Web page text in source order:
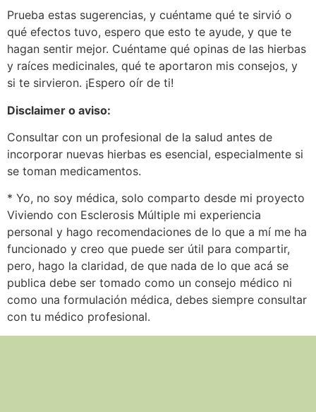
Prueba estas sugerencias, y cuéntame qué te sirvió o
qué efectos tuvo, espero que esto te ayude, y que te
hagan sentir mejor. Cuéntame qué opinas de las hierbas
y raíces medicinales, qué te aportaron mis consejos, y
si te sirvieron. ¡Espero oír de ti!
Disclaimer o aviso:
Consultar con un profesional de la salud antes de
incorporar nuevas hierbas es esencial, especialmente si
se toman medicamentos.
* Yo, no soy médica, solo comparto desde mi proyecto
Viviendo con Esclerosis Múltiple mi experiencia
personal y hago recomendaciones de lo que a mí me ha
funcionado y creo que puede ser útil para compartir,
pero, hago la claridad, de que nada de lo que acá se
publica debe ser tomado como un consejo médico ni
como una formulación médica, debes siempre consultar
con tu médico profesional.